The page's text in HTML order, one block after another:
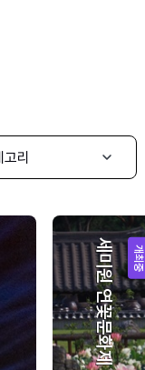
개최중
세미원 연꽃문화제